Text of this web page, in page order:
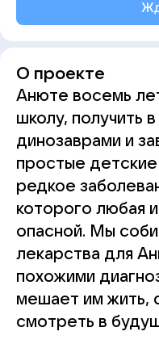
О проекте
Анюте восемь
школу, получить
динозаврами и
простые
редкое
которого любая
опасной. Мы
лекарства для
похожими
мешает им жить,
смотреть в